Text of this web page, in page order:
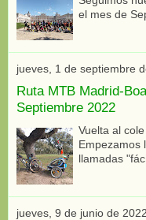
el mes de
jueves, 1 de septiembre
Ruta MTB Madrid-
Septiembre 2022
Vuelta al
Empezamos
llamadas
jueves, 9 de junio de 2022